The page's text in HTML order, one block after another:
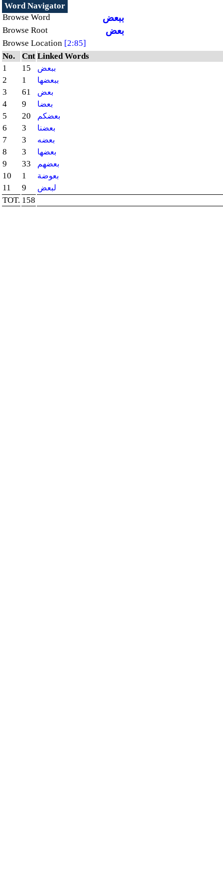
Word Navigator
Browse Word
ببعض
Browse Root بعض
Browse Location [2:85]
No.
Cnt Linked Words
1
15 ببعض
2 1 ببعضها
3 61 بعض
4 9 بعضا
5 20 بعضكم
6 3 بعضنا
7 3 بعضه
8 3 بعضها
9 33 بعضهم
10 1 بعوضة
11 9 لبعض
TOT. 158